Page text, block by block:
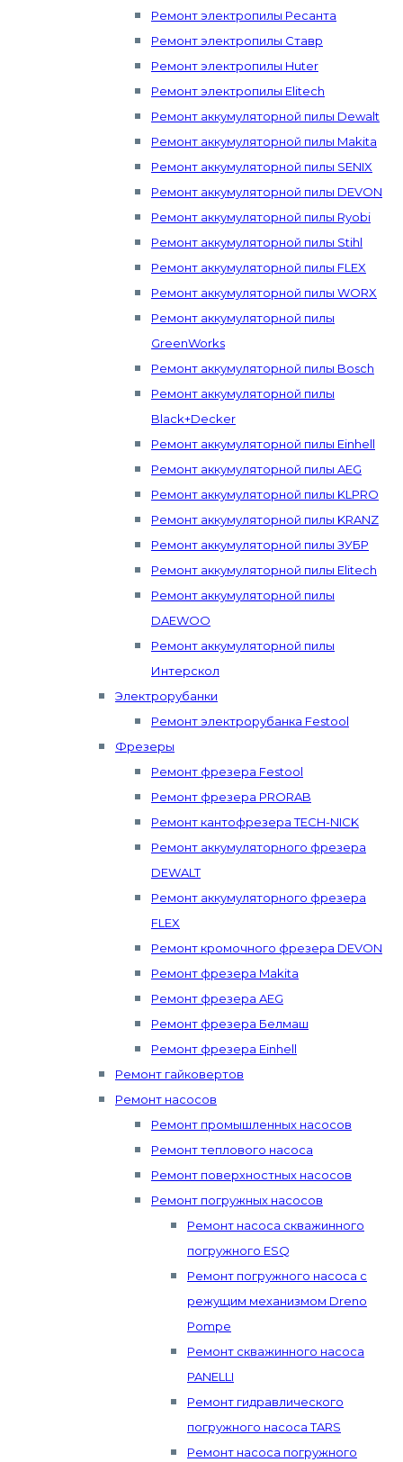
Ремонт электропилы Ресанта
Ремонт электропилы Ставр
Ремонт электропилы Huter
Ремонт электропилы Elitech
Ремонт аккумуляторной пилы Dewalt
Ремонт аккумуляторной пилы Makita
Ремонт аккумуляторной пилы SENIX
Ремонт аккумуляторной пилы DEVON
Ремонт аккумуляторной пилы Ryobi
Ремонт аккумуляторной пилы Stihl
Ремонт аккумуляторной пилы FLEX
Ремонт аккумуляторной пилы WORX
Ремонт аккумуляторной пилы
GreenWorks
Ремонт аккумуляторной пилы Bosch
Ремонт аккумуляторной пилы
Black+Decker
Ремонт аккумуляторной пилы Einhell
Ремонт аккумуляторной пилы AEG
Ремонт аккумуляторной пилы KLPRO
Ремонт аккумуляторной пилы KRANZ
Ремонт аккумуляторной пилы ЗУБР
Ремонт аккумуляторной пилы Elitech
Ремонт аккумуляторной пилы
DAEWOO
Ремонт аккумуляторной пилы
Интерскол
Электрорубанки
Ремонт электрорубанка Festool
Фрезеры
Ремонт фрезера Festool
Ремонт фрезера PRORAB
Ремонт кантофрезера TECH-NICK
Ремонт аккумуляторного фрезера
DEWALT
Ремонт аккумуляторного фрезера
FLEX
Ремонт кромочного фрезера DEVON
Ремонт фрезера Makita
Ремонт фрезера AEG
Ремонт фрезера Белмаш
Ремонт фрезера Einhell
Ремонт гайковертов
Ремонт насосов
Ремонт промышленных насосов
Ремонт теплового насоса
Ремонт поверхностных насосов
Ремонт погружных насосов
Ремонт насоса скважинного
погружного ESQ
Ремонт погружного насоса с
режущим механизмом Dreno
Pompe
Ремонт скважинного насоса
PANELLI
Ремонт гидравлического
погружного насоса TARS
Ремонт насоса погружного